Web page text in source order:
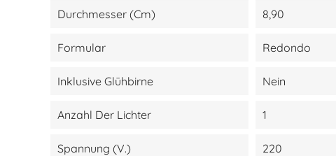
Durchmesser (cm) 8,90
Formular Redondo
Inklusive Glühbirne Nein
Anzahl Der Lichter 1
Spannung (V.) 220